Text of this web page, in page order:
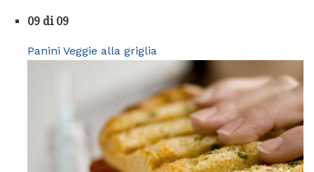
09 di 09
Panini Veggie alla griglia